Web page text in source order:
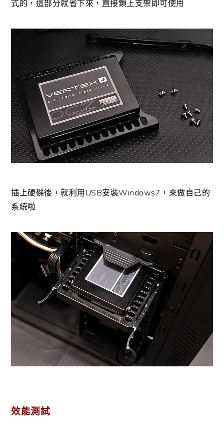
式的，這部分就省下來，直接鎖上支架即可使用
插上硬碟後，就利用USB安裝Windows7，來做自己的
系統啦
效能測試